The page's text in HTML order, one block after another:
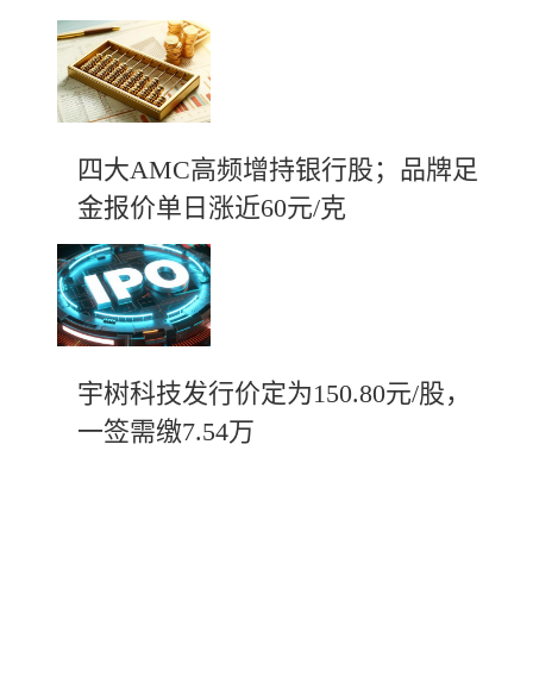
四大AMC高频增持银行股；品牌足
金报价单日涨近60元/克
宇树科技发行价定为150.80元/股，
一签需缴7.54万